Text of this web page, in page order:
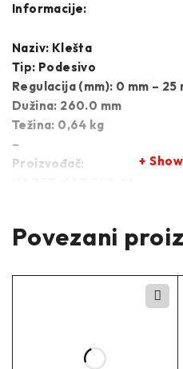
Informacije:
Naziv: Klešta
Tip: Podesivo
Regulacija (mm): 0 mm – 25
Dužina: 260.0 mm
Težina: 0,64 kg
–
Proizvođač:
–
Povezani